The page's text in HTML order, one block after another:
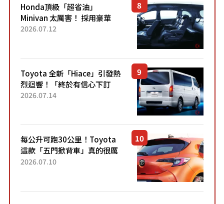
Honda頂級「超省油」
Minivan 太厲害！ 採用豪華
「真皮座椅」與專屬「黑色內
「三...
2026.07.12
Toyota 全新「Hiace」引發熱
烈迴響！「終於有信心下訂
了！」「哪個等級交車最
車？...
2026.07.14
每公升可跑30公里！Toyota
這款「五門掀背車」真的很厲
害！ 擁有全長4.3公尺的「剛剛
2026.07.10